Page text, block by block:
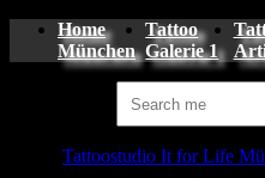
Home
München
Tattoo
Galerie 1
Tattoostudio It for Life